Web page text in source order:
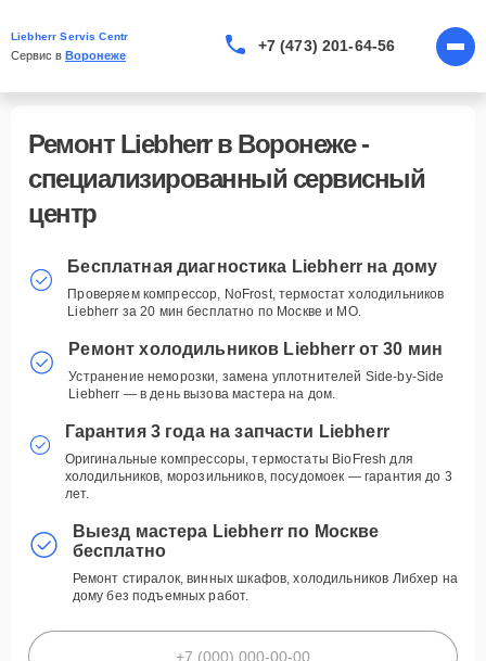
Liebherr Servis Centr
Сервис в Воронеже
+7 (473) 201-64-56
Ремонт Liebherr в Воронеже -
специализированный сервисный
центр
Бесплатная диагностика Liebherr на дому
Проверяем компрессор, NoFrost, термостат холодильников
Liebherr за 20 мин бесплатно по Москве и МО. ​
Ремонт холодильников Liebherr от 30 мин
Устранение неморозки, замена уплотнителей Side-by-Side
Liebherr — в день вызова мастера на дом. ​
Гарантия 3 года на запчасти Liebherr
Оригинальные компрессоры, термостаты BioFresh для
холодильников, морозильников, посудомоек — гарантия до 3
лет. ​
Выезд мастера Liebherr по Москве
бесплатно
Ремонт стиралок, винных шкафов, холодильников Либхер на
дому без подъемных работ.
Бесплатная диагностика
Liebherr на дому
Проверяем компрессор, NoFrost, термостат
по Москве и МО. ​
Ремонт холодильников Liebherr
Устранение неморозки, замена
уплотнителей Side-by-Side Liebherr — в день
вызова мастера на дом. ​
Оригинальные компрессоры, термостаты BioFresh для
холодильников, морозильников, посудомоек —
Выезд мастера Liebherr по Москве
Ремонт стиралок, винных шкафов, холодильников